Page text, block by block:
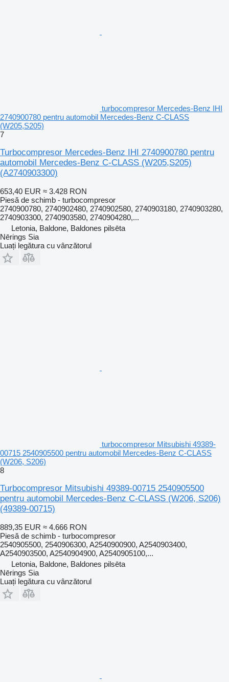
turbocompresor Mercedes-Benz IHI
2740900780 pentru automobil Mercedes-Benz C-CLASS
(W205,S205)
7
Turbocompresor Mercedes-Benz IHI 2740900780 pentru
automobil Mercedes-Benz C-CLASS (W205,S205)
(A2740903300)
653,40 EUR ≈ 3.428 RON
Piesă de schimb - turbocompresor
2740900780, 2740902480, 2740902580, 2740903180, 2740903280,
2740903300, 2740903580, 2740904280,...
Letonia, Baldone, Baldones pilsēta
Nērings Sia
Luați legătura cu vânzătorul
turbocompresor Mitsubishi 49389-
00715 2540905500 pentru automobil Mercedes-Benz C-CLASS
(W206, S206)
8
Turbocompresor Mitsubishi 49389-00715 2540905500
pentru automobil Mercedes-Benz C-CLASS (W206, S206)
(49389-00715)
889,35 EUR ≈ 4.666 RON
Piesă de schimb - turbocompresor
2540905500, 2540906300, A2540900900, A2540903400,
A2540903500, A2540904900, A2540905100,...
Letonia, Baldone, Baldones pilsēta
Nērings Sia
Luați legătura cu vânzătorul